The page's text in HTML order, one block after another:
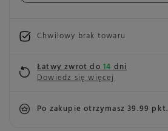
Chwilowy brak towaru
Łatwy zwrot do14dni
Dowiedz się więcej
Po zakupie otrzymasz39.99 pkt.